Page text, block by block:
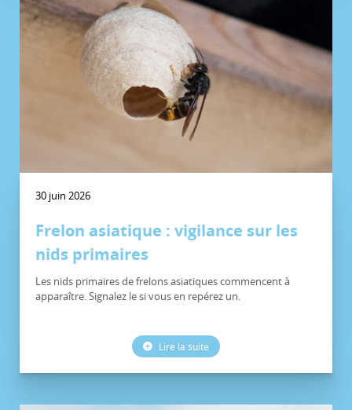
30 juin 2026
Frelon asiatique : vigilance sur les
nids primaires
Les nids primaires de frelons asiatiques commencent à
apparaître. Signalez le si vous en repérez un.
Lire la suite